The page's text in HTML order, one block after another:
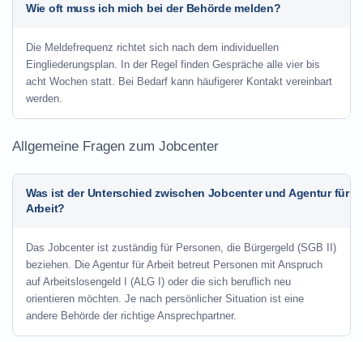
Wie oft muss ich mich bei der Behörde melden?
Die Meldefrequenz richtet sich nach dem individuellen
Eingliederungsplan. In der Regel finden Gespräche alle vier bis
acht Wochen statt. Bei Bedarf kann häufigerer Kontakt vereinbart
werden.
Allgemeine Fragen zum Jobcenter
Was ist der Unterschied zwischen Jobcenter und Agentur für
Arbeit?
Das Jobcenter ist zuständig für Personen, die Bürgergeld (SGB II)
beziehen. Die Agentur für Arbeit betreut Personen mit Anspruch
auf Arbeitslosengeld I (ALG I) oder die sich beruflich neu
orientieren möchten. Je nach persönlicher Situation ist eine
andere Behörde der richtige Ansprechpartner.